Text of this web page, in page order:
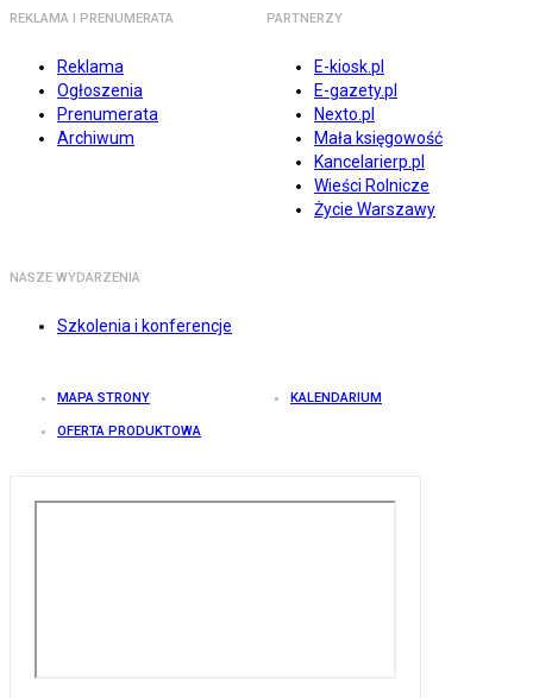
REKLAMA I PRENUMERATA
Reklama
Ogłoszenia
Prenumerata
Archiwum
PARTNERZY
E-kiosk.pl
E-gazety.pl
Nexto.pl
Mała księgowość
Kancelarierp.pl
Wieści Rolnicze
Życie Warszawy
NASZE WYDARZENIA
Szkolenia i konferencje
MAPA STRONY KALENDARIUM
OFERTA PRODUKTOWA